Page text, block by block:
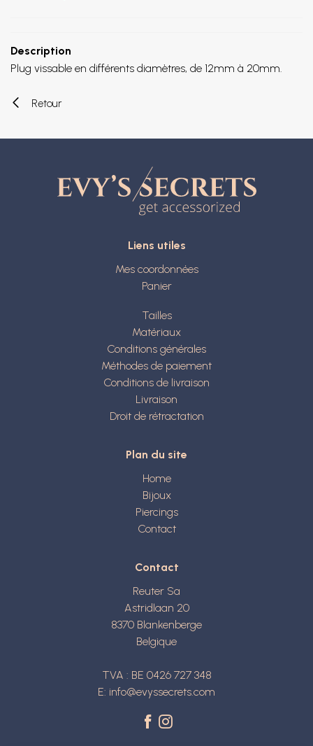
Description
Plug vissable en différents diamètres, de 12mm à 20mm.
Retour
Liens utiles
Mes coordonnées
Panier
Tailles
Matériaux
Conditions générales
Méthodes de paiement
Conditions de livraison
Livraison
Droit de rétractation
Plan du site
Home
Bijoux
Piercings
Contact
Contact
Reuter Sa
Astridlaan 20
8370 Blankenberge
Belgique
TVA : BE 0426 727 348
E: info@evyssecrets.com